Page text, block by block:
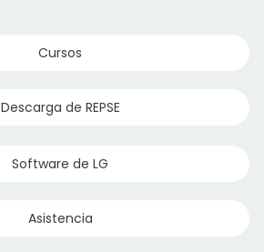
Cursos
Descarga de REPSE
Software de LG
Asistencia